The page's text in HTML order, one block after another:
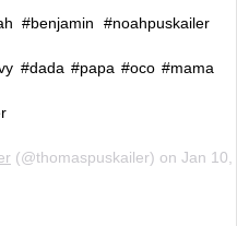
#noahpuskailer
#dada #papa #oco #mama
(@thomaspuskailer) on Jan 10,